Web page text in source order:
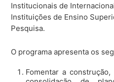
Institucionais de
Instituições de Ensino
Pesquisa.
O programa apresenta os
Fomentar a